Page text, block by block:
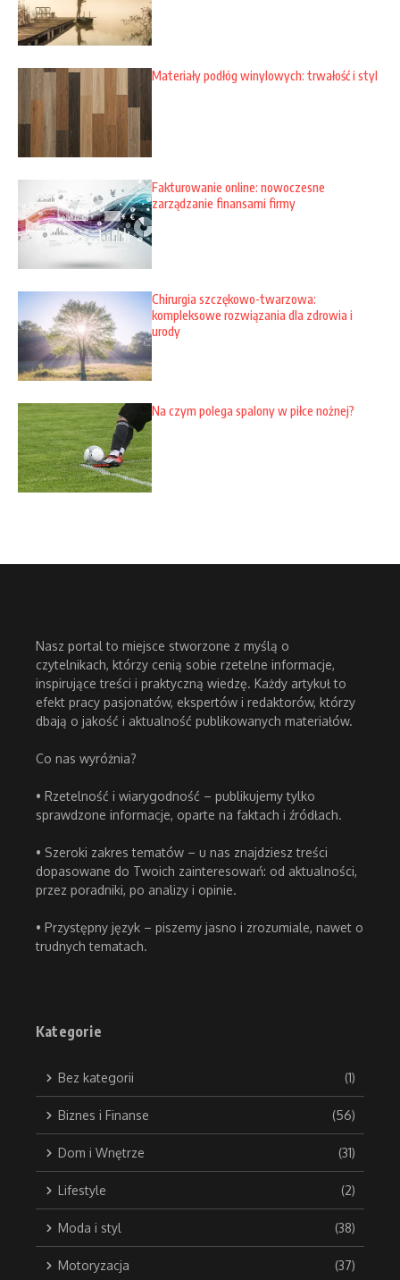
Materiały podłóg winylowych: trwałość i styl
Fakturowanie online: nowoczesne
zarządzanie finansami firmy
Chirurgia szczękowo-twarzowa:
kompleksowe rozwiązania dla zdrowia i
urody
Na czym polega spalony w piłce nożnej?
Nasz portal to miejsce stworzone z myślą o
czytelnikach, którzy cenią sobie rzetelne informacje,
inspirujące treści i praktyczną wiedzę. Każdy artykuł to
efekt pracy pasjonatów, ekspertów i redaktorów, którzy
dbają o jakość i aktualność publikowanych materiałów.
Co nas wyróżnia?
• Rzetelność i wiarygodność – publikujemy tylko
sprawdzone informacje, oparte na faktach i źródłach.
• Szeroki zakres tematów – u nas znajdziesz treści
dopasowane do Twoich zainteresowań: od aktualności,
przez poradniki, po analizy i opinie.
• Przystępny język – piszemy jasno i zrozumiale, nawet o
trudnych tematach.
Kategorie
Bez kategorii (1)
Biznes i Finanse (56)
Dom i Wnętrze (31)
Lifestyle (2)
Moda i styl (38)
Motoryzacja (37)